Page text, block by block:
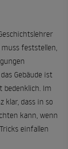
feststellen,
Gebäude ist
bedenklich. Im
klar, dass in so
kann, wenn
einfallen